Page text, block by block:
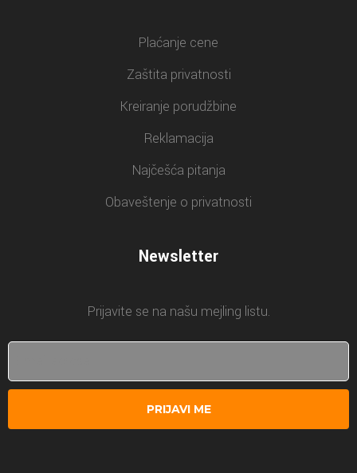
Plaćanje cene
Zaštita privatnosti
Kreiranje porudžbine
Reklamacija
Najčešća pitanja
Obaveštenje o privatnosti
Newsletter
Prijavite se na našu mejling listu.
PRIJAVI ME